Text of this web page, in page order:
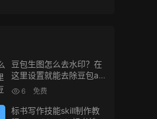
豆包生图怎么去水印？在
这里设置就能去除豆包ai
生图水印
6 免费
标书写作技能skill制作教